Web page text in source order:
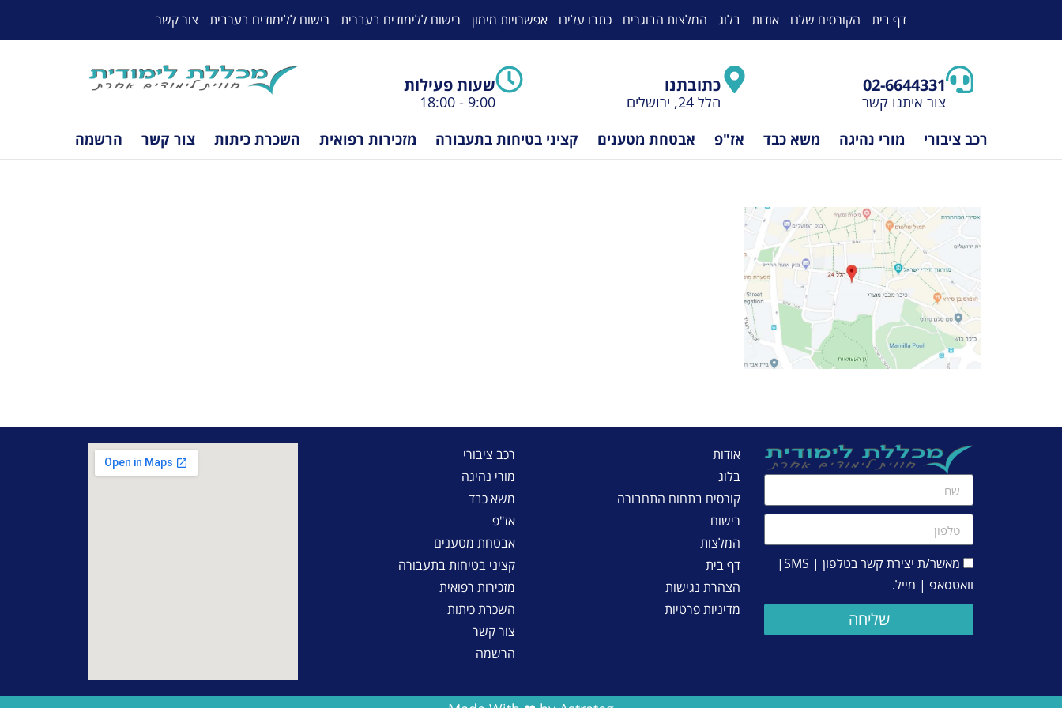
דף בית הקורסים שלנו אודות בלוג המלצות הבוגרים כתבו עלינו אפשרויות מימון רישום ללימודים בעברית רישום ללימודים בערבית צור קשר
02-6644331
צור איתנו קשר
כתובתנו
הלל 24, ירושלים
שעות פעילות
9:00 - 18:00
רכב ציבורי
מורי נהיגה משא כבד אז"פ אבטחת מטענים קציני בטיחות בתעבורה מזכירות רפואית השכרת כיתות צור קשר הרשמה
רכב ציבורי
מורי נהיגה
משא כבד
אז"פ
אבטחת מטענים
קציני בטיחות בתעבורה
מזכירות רפואית
השכרת כיתות
צור קשר
הרשמה
אודות
בלוג
קורסים בתחום התחבורה
רישום
המלצות
דף בית
הצהרת נגישות
מדיניות פרטיות
מאשר/ת יצירת קשר בטלפון | SMS|
וואטסאפ | מייל.
שליחה